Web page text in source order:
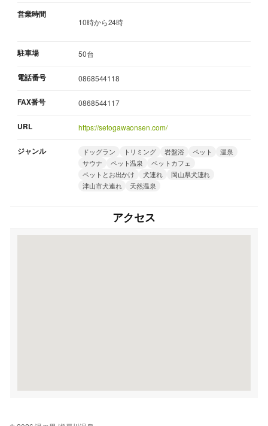
営業時間
10時から24時
駐車場 50台
電話番号 0868544118
FAX番号 0868544117
URL https://setogawaonsen.com/
ジャンル ドッグラン トリミング 岩盤浴 ペット
温泉
サウナ
ペット温泉
ペットカフェ
ペットとお出かけ
犬連れ
岡山県犬連れ
津山市犬連れ
天然温泉
アクセス